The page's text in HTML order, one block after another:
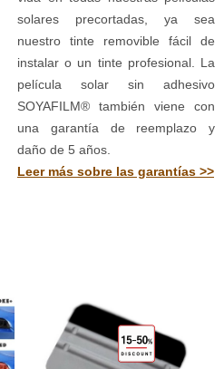
solares precortadas, ya sea
nuestro tinte removible fácil de
instalar o un tinte profesional. La
película solar sin adhesivo
SOYAFILM® también viene con
una garantía de reemplazo y
daño de 5 años.
Leer más sobre las garantías >>